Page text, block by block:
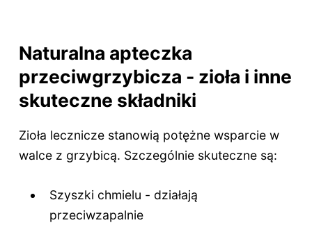
Naturalna apteczka
przeciwgrzybicza - zioła i inne
skuteczne składniki
Zioła lecznicze stanowią potężne wsparcie w
walce z grzybicą. Szczególnie skuteczne są:
Szyszki chmielu - działają
przeciwzapalnie